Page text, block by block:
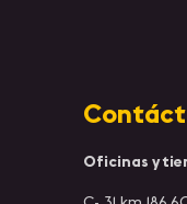
Oficinas y